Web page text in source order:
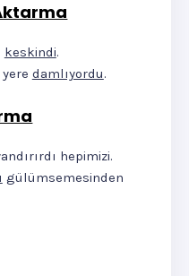
keskindi.
damlıyordu.
hepimizi.
gülümsemesinden